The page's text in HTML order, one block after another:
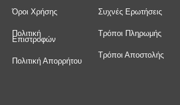
Όροι Χρήσης
Πολιτική
Επιστροφών
Πολιτική Απορρήτου
Συχνές Ερωτήσεις
Τρόποι Πληρωμής
Τρόποι Αποστολής